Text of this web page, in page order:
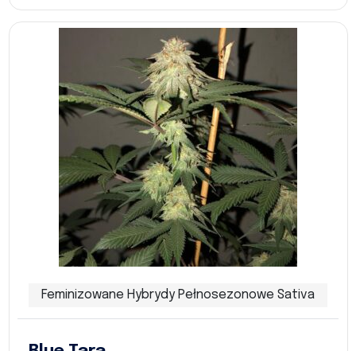
Feminizowane Hybrydy Pełnosezonowe Sativa